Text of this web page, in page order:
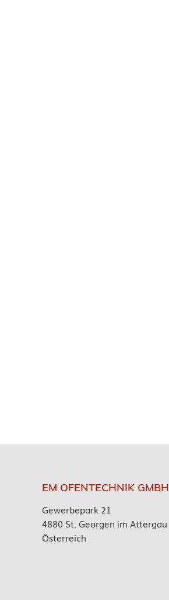
EM OFENTECHNIK GMBH
Gewerbepark 21
4880 St. Georgen im Attergau
Österreich